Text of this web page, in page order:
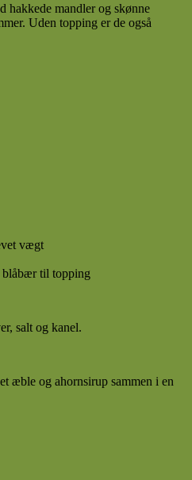
hakkede mandler og skønne
Uden topping er de også
vægt
blåbær til topping
salt og kanel.
æble og ahornsirup sammen i en